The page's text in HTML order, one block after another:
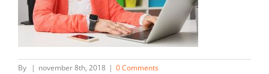
By | november 8th, 2018 | 0 Comments